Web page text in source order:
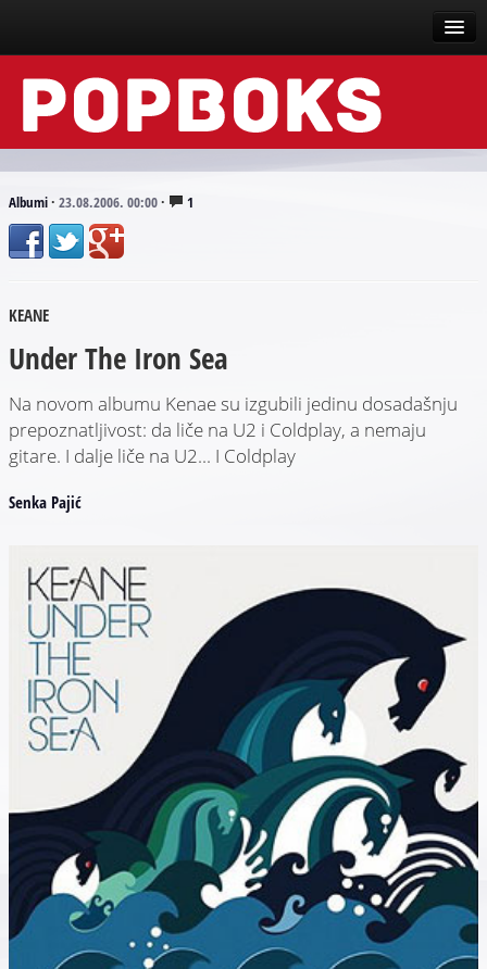
Vesti
Događaji
Tekstovi
Scena
Arhive
Albumi· 23.08.2006. 00:00· 1
KEANE
Under The Iron Sea
Na novom albumu Kenae su izgubili jedinu dosadašnju
prepoznatljivost: da liče na U2 i Coldplay, a nemaju
gitare. I dalje liče na U2... I Coldplay
Senka Pajić